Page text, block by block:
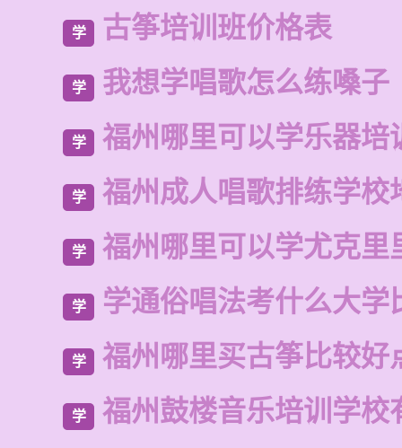
学 古筝培训班价格表
学 我想学唱歌怎么练嗓子
学 福州哪里可以学乐器培
学 福州成人唱歌排练学校
学 福州哪里可以学尤克里
学 学通俗唱法考什么大学
学 福州哪里买古筝比较好
学 福州鼓楼音乐培训学校